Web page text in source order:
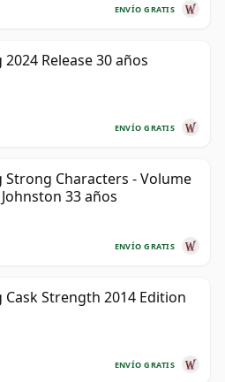
ENVÍO GRATIS
Release 30 años
ENVÍO GRATIS
Strong Characters - Volume
33 años
ENVÍO GRATIS
Cask Strength 2014 Edition
ENVÍO GRATIS